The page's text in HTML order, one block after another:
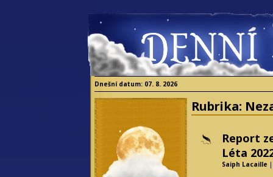
Dnešní datum: 07. 8. 2026
Rubrika:
Report
Léta
Saiph Lacaille